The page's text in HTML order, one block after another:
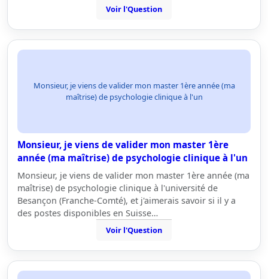
Voir l'Question
Monsieur, je viens de valider mon master 1ère année (ma
maîtrise) de psychologie clinique à l'un
Monsieur, je viens de valider mon master 1ère
année (ma maîtrise) de psychologie clinique à l'un
Monsieur, je viens de valider mon master 1ère année (ma
maîtrise) de psychologie clinique à l'université de
Besançon (Franche-Comté), et j'aimerais savoir si il y a
des postes disponibles en Suisse…
Voir l'Question